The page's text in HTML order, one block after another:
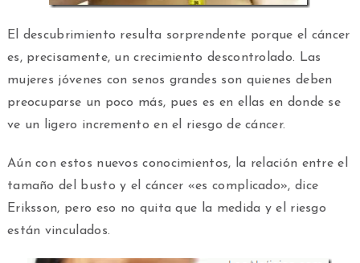
El descubrimiento resulta sorprendente porque el cáncer
es, precisamente, un crecimiento descontrolado. Las
mujeres jóvenes con senos grandes son quienes deben
preocuparse un poco más, pues es en ellas en donde se
ve un ligero incremento en el riesgo de cáncer.
Aún con estos nuevos conocimientos, la relación entre el
tamaño del busto y el cáncer «es complicado», dice
Eriksson, pero eso no quita que la medida y el riesgo
están vinculados.